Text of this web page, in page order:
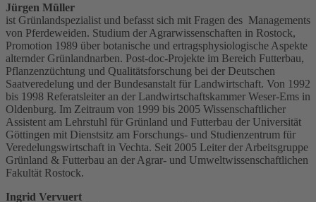
Jürgen Müller
ist Grünlandspezialist und befasst sich mit Fragen des Managements
von Pferdeweiden. Studium der Agrarwissenschaften in Rostock,
Promotion 1989 über botanische und ertragsphysiologische Aspekte
alternder Grünlandnarben. Post-doc-Projekte im Bereich Futterbau,
Pflanzenzüchtung und Qualitätsforschung bei der Deutschen
Saatveredelung und der Bundesanstalt für Landwirtschaft. Von 1992
bis 1998 Referatsleiter an der Landwirtschaftskammer Weser-Ems in
Oldenburg. Im Zeitraum von 1999 bis 2005 Wissenschaftlicher
Assistent am Lehrstuhl für Grünland und Futterbau der Universität
Göttingen mit Dienstsitz am Forschungs- und Studienzentrum für
Veredelungswirtschaft in Vechta. Seit 2005 Leiter der Arbeitsgruppe
Grünland & Futterbau an der Agrar- und Umweltwissenschaftlichen
Fakultät Rostock.
Ingrid Vervuert